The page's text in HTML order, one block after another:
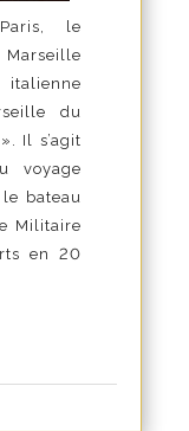
le
du
Il s’agit
voyage
bateau
Militaire
en 20